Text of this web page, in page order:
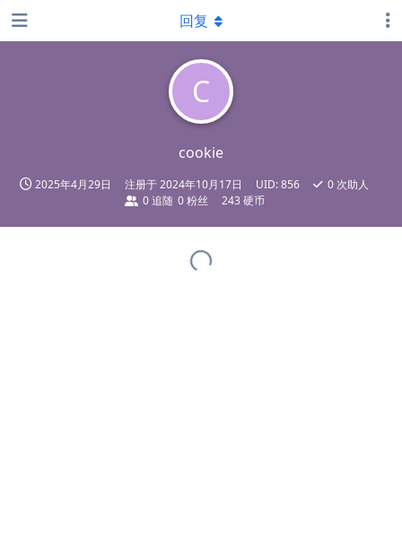
C
cookie
2025年4月29日 注册于2024年10月17日 UID:856 0 次助人
0 追随 0 粉丝 243 硬币
回复